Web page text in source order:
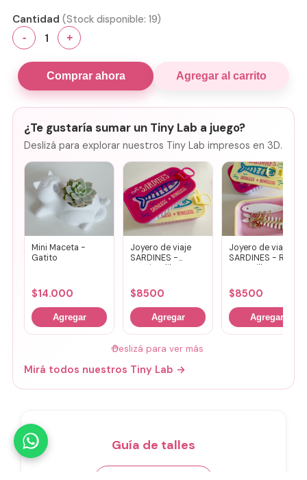
Cantidad (Stock disponible: 19)
- 1 +
Comprar ahora Agregar al carrito
¿Te gustaría sumar un Tiny Lab a juego?
Deslizá para explorar nuestros Tiny Lab impresos en 3D.
Mini Maceta -
Gatito
$14.000
Agregar
Joyero de viaje
SARDINES -
Fucsia + lila
$8500
Agregar
Joyero de viaje
SARDINES - Rosa
+ amarillo
$8500
Agregar
🤚
Deslizá para ver más
Mirá todos nuestros Tiny Lab →
Guía de talles